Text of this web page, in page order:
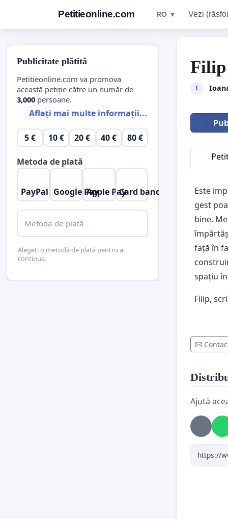
Petitieonline.com RO ▼ Vezi
Filip
I
Este
gest
bine.
față în
spațiu
Filip,
Ajută
Publicitate plătită
Petitieonline.com va promova
această petiție către un număr de
3,000 persoane.
Aflați mai multe informații...
5 € 10 € 20 € 40 € 80 €
Metoda de plată
PayPal Google PayApple PayCard bancar
Metoda de plată
Alegeți o metodă de plată pentru a
continua.